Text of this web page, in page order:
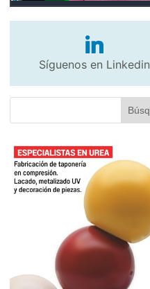
Síguenos en Linkedin